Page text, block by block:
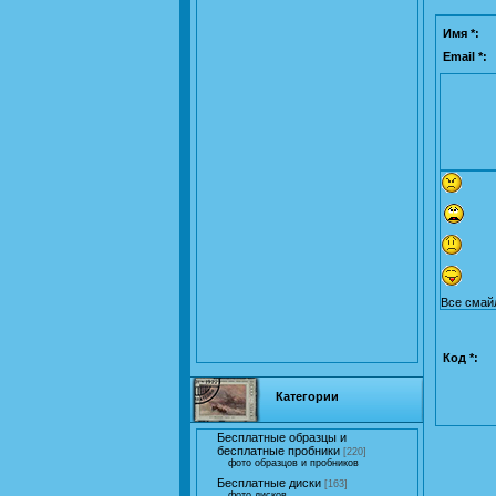
Категории
Бесплатные образцы и
бесплатные пробники [220]
фото образцов и пробников
Бесплатные диски [163]
Имя *:
Email *:
Все
Код *: